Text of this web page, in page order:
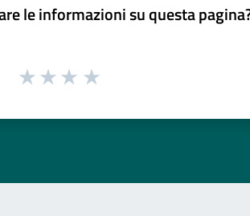
le informazioni su questa